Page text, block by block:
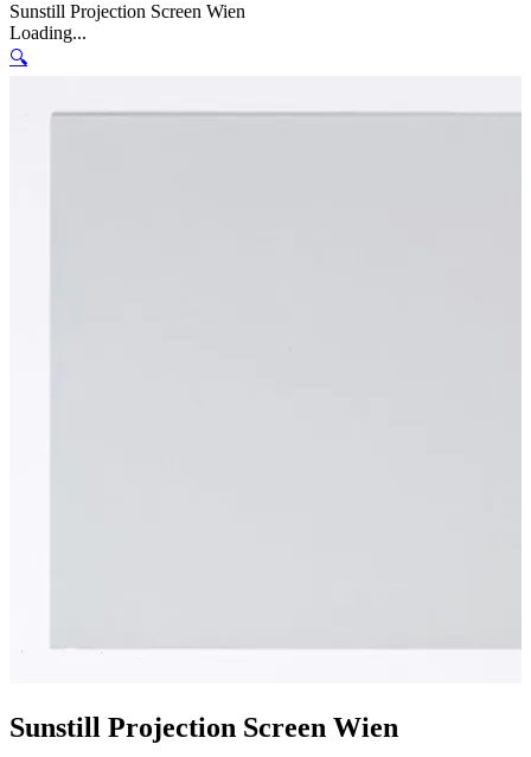
Sunstill Projection Screen Wien
Loading...
🔍
Sunstill Projection Screen Wien